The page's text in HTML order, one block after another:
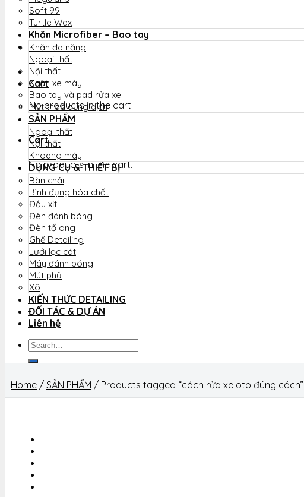
Cart
No products in the cart.
Cart
No products in the cart.
Soft 99
Turtle Wax
Khăn Microfiber – Bao tay
Khăn đa năng
Ngoại thất
Nội thất
Khăn xe máy
Bao tay và pad rửa xe
Mút thoa dung dịch
SẢN PHẨM
Ngoại thất
Nội thất
Khoang máy
DỤNG CỤ & THIẾT BỊ
Bàn chải
Bình đựng hóa chất
Đầu xịt
Đèn đánh bóng
Đèn tổ ong
Ghế Detailing
Lưới lọc cát
Máy đánh bóng
Mút phủ
Xô
KIẾN THỨC DETAILING
ĐỐI TÁC & DỰ ÁN
Liên hệ
Search
Home / SẢN PHẨM / Products tagged “cách rửa xe oto đúng cách”